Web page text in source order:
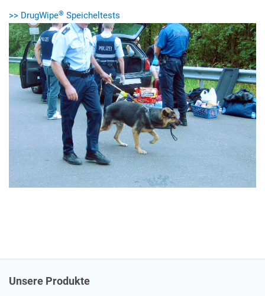
>> DrugWipe® Speicheltests
Unsere Produkte